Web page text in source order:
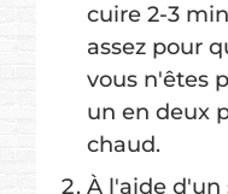
cuire 2-3
assez pour
vous n'êtes
un en deux
chaud.
À l'aide d'un